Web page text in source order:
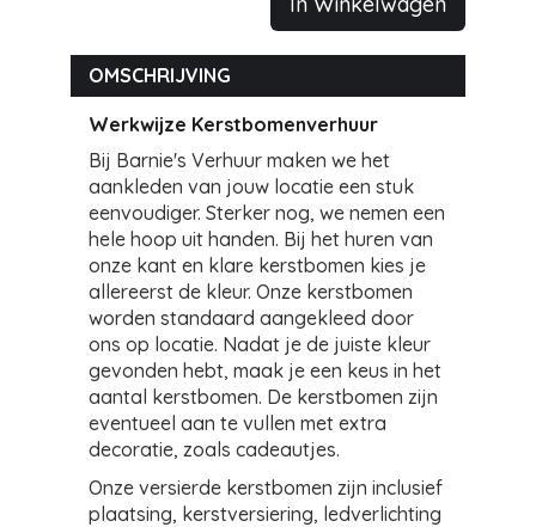
OMSCHRIJVING
Werkwijze Kerstbomenverhuur
Bij Barnie's Verhuur maken we het
aankleden van jouw locatie een stuk
eenvoudiger. Sterker nog, we nemen een
hele hoop uit handen. Bij het huren van
onze kant en klare kerstbomen kies je
allereerst de kleur. Onze kerstbomen
worden standaard aangekleed door
ons op locatie. Nadat je de juiste kleur
gevonden hebt, maak je een keus in het
aantal kerstbomen. De kerstbomen zijn
eventueel aan te vullen met extra
decoratie, zoals cadeautjes.
Onze versierde kerstbomen zijn inclusief
plaatsing, kerstversiering, ledverlichting